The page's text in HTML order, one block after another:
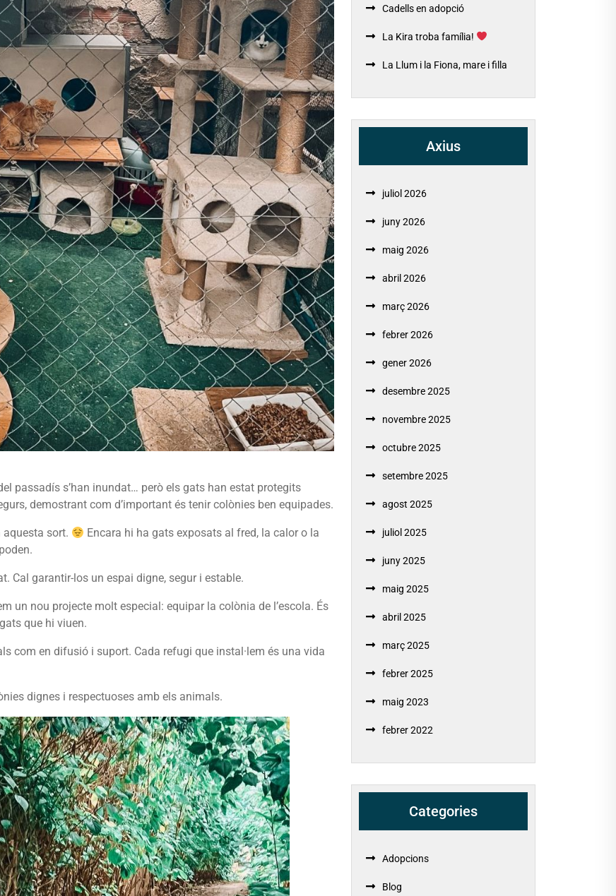
passadís s’han inundat… però els gats han estat protegits
demostrant com d’important és tenir colònies ben equipades.
sort.
Encara hi ha gats exposats al fred, la calor o la
Cal garantir-los un espai digne, segur i estable.
un nou projecte molt especial: equipar la colònia de l’escola. És
que hi viuen.
com en difusió i suport. Cada refugi que instal·lem és una vida
dignes i respectuoses amb els animals.
Cadells en adopció
La Kira troba família!
La Llum i la Fiona, mare i filla
Axius
juliol 2026
juny 2026
maig 2026
abril 2026
març 2026
febrer 2026
gener 2026
desembre 2025
novembre 2025
octubre 2025
setembre 2025
agost 2025
juliol 2025
juny 2025
maig 2025
abril 2025
març 2025
febrer 2025
maig 2023
febrer 2022
Categories
Adopcions
Blog